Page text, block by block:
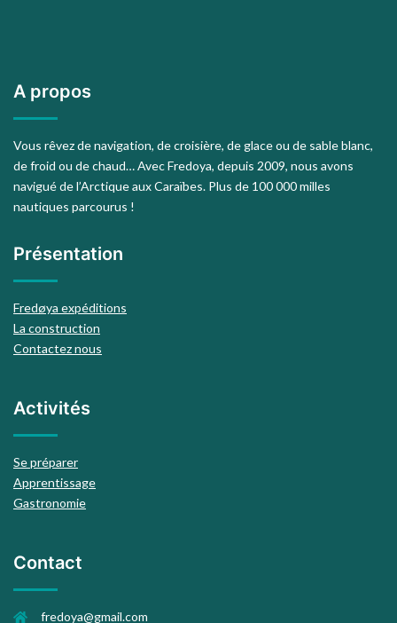
A propos
Vous rêvez de navigation, de croisière, de glace ou de sable blanc,
de froid ou de chaud… Avec Fredoya, depuis 2009, nous avons
navigué de l’Arctique aux Caraïbes. Plus de 100 000 milles
nautiques parcourus !
Présentation
Fredøya expéditions
La construction
Contactez nous
Activités
Se préparer
Apprentissage
Gastronomie
Contact
fredoya@gmail.com